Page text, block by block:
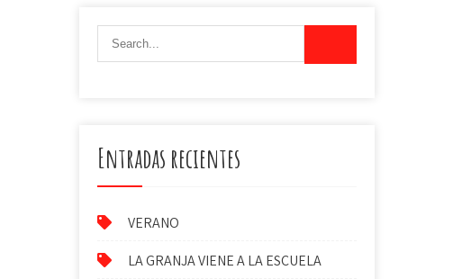
Entradas recientes
VERANO
LA GRANJA VIENE A LA ESCUELA